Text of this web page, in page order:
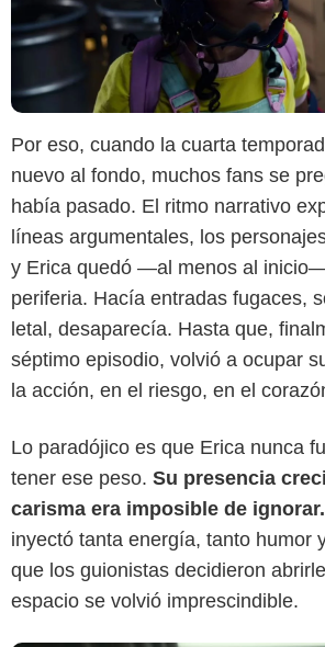
Por eso, cuando la cuarta
nuevo al fondo, muchos fans se
había pasado. El ritmo narrativo
líneas argumentales, los
y Erica quedó —al menos al
periferia. Hacía entradas fugaces,
letal, desaparecía. Hasta que,
séptimo episodio, volvió a ocupar
la acción, en el riesgo, en el
Lo paradójico es que Erica nunca
tener ese peso. Su presencia
carisma era imposible de ignorar.
inyectó tanta energía, tanto humor
que los guionistas decidieron
espacio se volvió imprescindible.